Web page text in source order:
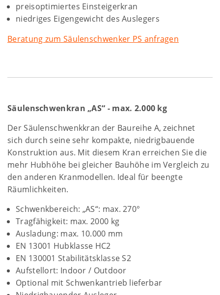
preisoptimiertes Einsteigerkran
niedriges Eigengewicht des Auslegers
Beratung zum Säulenschwenker PS anfragen
Säulenschwenkran „AS“ - max. 2.000 kg
Der Säulenschwenkkran der Baureihe A, zeichnet
sich durch seine sehr kompakte, niedrigbauende
Konstruktion aus. Mit diesem Kran erreichen Sie die
mehr Hubhöhe bei gleicher Bauhöhe im Vergleich zu
den anderen Kranmodellen. Ideal für beengte
Räumlichkeiten.
Schwenkbereich: „AS“: max. 270°
Tragfähigkeit: max. 2000 kg
Ausladung: max. 10.000 mm
EN 13001 Hubklasse HC2
EN 130001 Stabilitätsklasse S2
Aufstellort: Indoor / Outdoor
Optional mit Schwenkantrieb lieferbar